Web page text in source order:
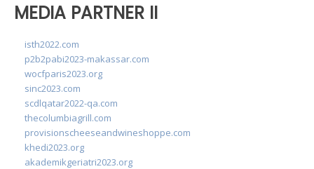
MEDIA PARTNER II
isth2022.com
p2b2pabi2023-makassar.com
wocfparis2023.org
sinc2023.com
scdlqatar2022-qa.com
thecolumbiagrill.com
provisionscheeseandwineshoppe.com
khedi2023.org
akademikgeriatri2023.org